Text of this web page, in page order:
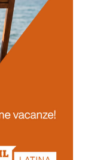
di questo
tra il
e il vostro